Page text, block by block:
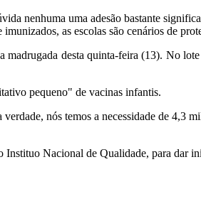
nenhuma uma adesão bastante
as escolas são cenários de
desta quinta-feira (13). No
pequeno" de vacinas infantis.
nós temos a necessidade de 4,3
Instituo Nacional de Qualidade, para